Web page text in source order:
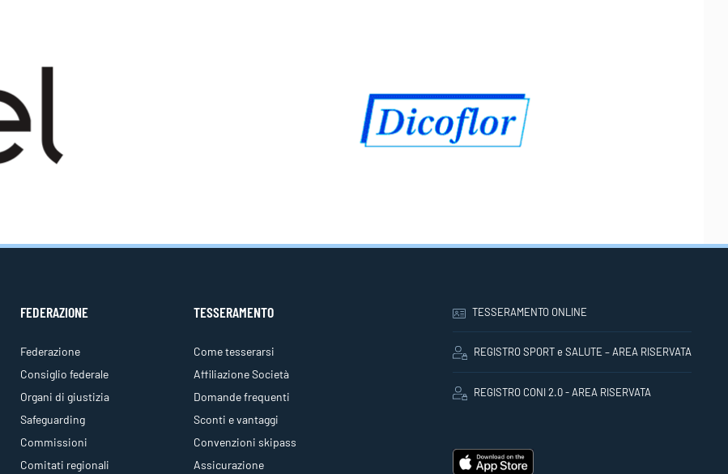
FEDERAZIONE
Federazione
Consiglio federale
Organi di giustizia
Safeguarding
Commissioni
Comitati regionali
TESSERAMENTO
Come tesserarsi
Affiliazione Società
Domande frequenti
Sconti e vantaggi
Convenzioni skipass
Assicurazione
TESSERAMENTO ONLINE
REGISTRO SPORT e SALUTE – AREA RISERVATA
REGISTRO CONI 2.0 - AREA RISERVATA